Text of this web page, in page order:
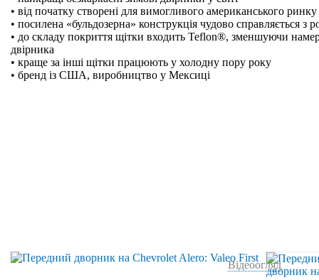
• від початку створені для вимогливого американського ринку
• посилена «бульдозерна» конструкція чудово справляється з
• до складу покриття щітки входить Teflon®, зменшуючи
двірника
• краще за інші щітки працюють у холодну пору року
• бренд із США, виробництво у Мексиці
Відеоогляд